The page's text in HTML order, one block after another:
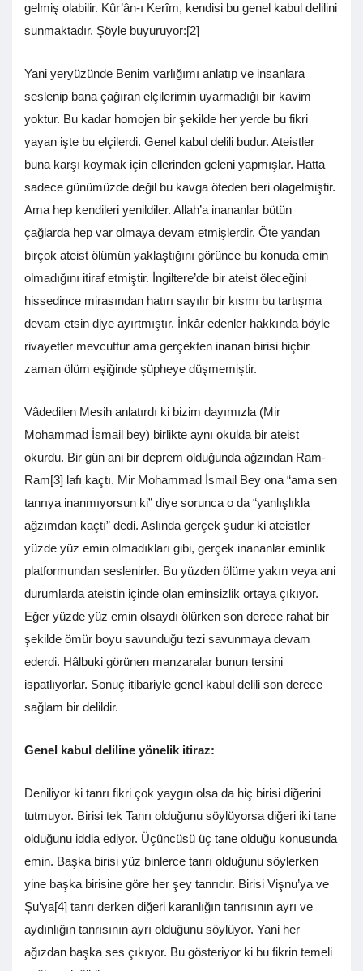
gelmiş olabilir. Kûr’ân-ı Kerîm, kendisi bu genel kabul delilini
sunmaktadır. Şöyle buyuruyor:[2]
Yani yeryüzünde Benim varlığımı anlatıp ve insanlara
seslenip bana çağıran elçilerimin uyarmadığı bir kavim
yoktur. Bu kadar homojen bir şekilde her yerde bu fikri
yayan işte bu elçilerdi. Genel kabul delili budur. Ateistler
buna karşı koymak için ellerinden geleni yapmışlar. Hatta
sadece günümüzde değil bu kavga öteden beri olagelmiştir.
Ama hep kendileri yenildiler. Allah’a inananlar bütün
çağlarda hep var olmaya devam etmişlerdir. Öte yandan
birçok ateist ölümün yaklaştığını görünce bu konuda emin
olmadığını itiraf etmiştir. İngiltere’de bir ateist öleceğini
hissedince mirasından hatırı sayılır bir kısmı bu tartışma
devam etsin diye ayırtmıştır. İnkâr edenler hakkında böyle
rivayetler mevcuttur ama gerçekten inanan birisi hiçbir
zaman ölüm eşiğinde şüpheye düşmemiştir.
Vâdedilen Mesih anlatırdı ki bizim dayımızla (Mir
Mohammad İsmail bey) birlikte aynı okulda bir ateist
okurdu. Bir gün ani bir deprem olduğunda ağzından Ram-
Ram[3] lafı kaçtı. Mir Mohammad İsmail Bey ona “ama sen
tanrıya inanmıyorsun ki” diye sorunca o da “yanlışlıkla
ağzımdan kaçtı” dedi. Aslında gerçek şudur ki ateistler
yüzde yüz emin olmadıkları gibi, gerçek inananlar eminlik
platformundan seslenirler. Bu yüzden ölüme yakın veya ani
durumlarda ateistin içinde olan eminsizlik ortaya çıkıyor.
Eğer yüzde yüz emin olsaydı ölürken son derece rahat bir
şekilde ömür boyu savunduğu tezi savunmaya devam
ederdi. Hâlbuki görünen manzaralar bunun tersini
ispatlıyorlar. Sonuç itibariyle genel kabul delili son derece
sağlam bir delildir.
Genel kabul deliline yönelik itiraz:
Deniliyor ki tanrı fikri çok yaygın olsa da hiç birisi diğerini
tutmuyor. Birisi tek Tanrı olduğunu söylüyorsa diğeri iki tane
olduğunu iddia ediyor. Üçüncüsü üç tane olduğu konusunda
emin. Başka birisi yüz binlerce tanrı olduğunu söylerken
yine başka birisine göre her şey tanrıdır. Birisi Vişnu’ya ve
Şu’ya[4] tanrı derken diğeri karanlığın tanrısının ayrı ve
aydınlığın tanrısının ayrı olduğunu söylüyor. Yani her
ağızdan başka ses çıkıyor. Bu gösteriyor ki bu fikrin temeli